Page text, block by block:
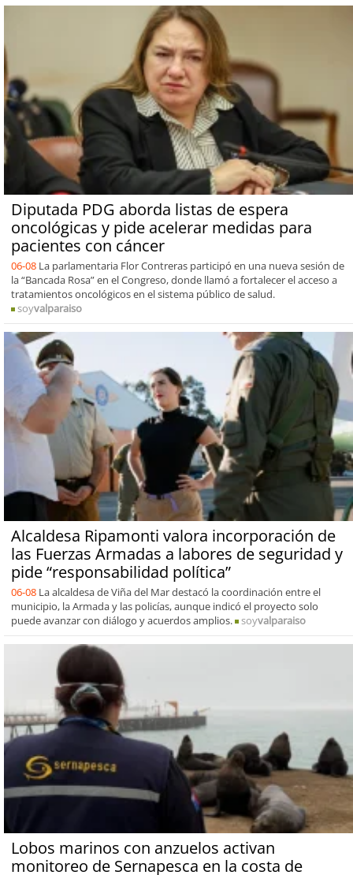
Diputada PDG aborda listas de espera
oncológicas y pide acelerar medidas para
pacientes con cáncer
06-08 La parlamentaria Flor Contreras participó en una nueva sesión de
la “Bancada Rosa” en el Congreso, donde llamó a fortalecer el acceso a
tratamientos oncológicos en el sistema público de salud.
soyvalparaiso
Alcaldesa Ripamonti valora incorporación de
las Fuerzas Armadas a labores de seguridad y
pide “responsabilidad política”
06-08 La alcaldesa de Viña del Mar destacó la coordinación entre el
municipio, la Armada y las policías, aunque indicó el proyecto solo
puede avanzar con diálogo y acuerdos amplios.
soyvalparaiso
Lobos marinos con anzuelos activan
monitoreo de Sernapesca en la costa de